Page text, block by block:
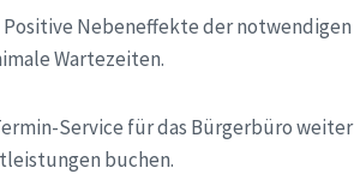
Nebeneffekte der notwendigen
Wartezeiten.
Service für das Bürgerbüro weiter
buchen.